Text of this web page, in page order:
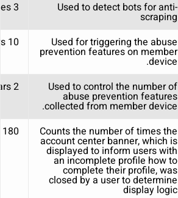
Used to detect bots for anti-
scraping
3 minutes
Used for triggering the abuse
prevention features on member
device.
10 hours
Used to control the number of
abuse prevention features
collected from member device.
2 Years
Counts the number of times the
account center banner, which is
displayed to inform users with
an incomplete profile how to
complete their profile, was
closed by a user to determine
display logic
180 days